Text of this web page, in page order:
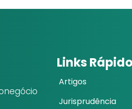
Links
Artigos
Jurisprudência